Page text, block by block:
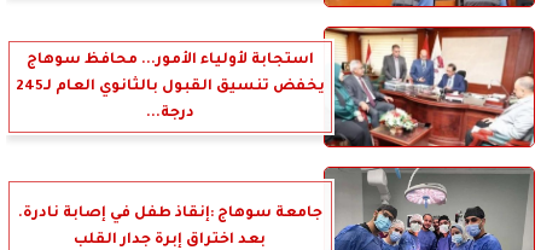
استجابة لأولياء الأمور... محافظ سوهاج
يخفض تنسيق القبول بالثانوي العام لـ245
درجة...
جامعة سوهاج :إنقاذ طفل في إصابة نادرة.
بعد اختراق إبرة جدار القلب